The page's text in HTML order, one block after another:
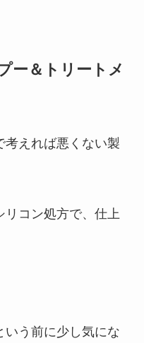
ー＆トリートメ
考えれば悪くない製
リコン処方で、仕上
いう前に少し気にな